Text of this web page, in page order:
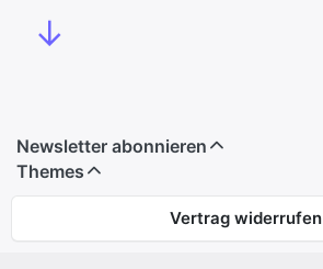
↓
Newsletter abonnieren
Themes
Vertrag widerrufen